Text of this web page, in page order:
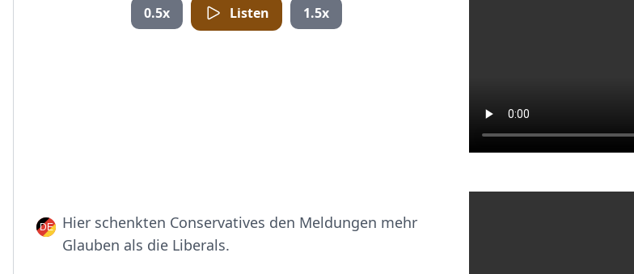
0.5x Listen 1.5x
Hier schenkten Conservatives den Meldungen mehr
Glauben als die Liberals.